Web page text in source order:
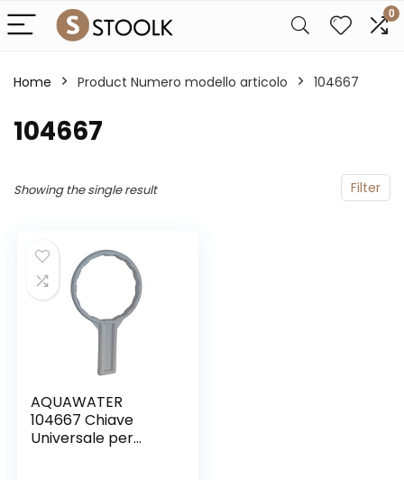
0
Home Product Numero modello articolo ‎104667
‎104667
Filter
Showing the single result
AQUAWATER
104667 Chiave
Universale per